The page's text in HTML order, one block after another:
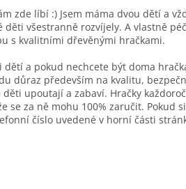
zde líbí :) Jsem máma dvou dětí a
všestranně rozvíjely. A vlastně
s kvalitními dřevěnými hračkami.
a pokud nechcete být doma
důraz především na kvalitu,
upoutají a zabaví. Hračky
se za ně mohu 100% zaručit. Pokud
číslo uvedené v horní části